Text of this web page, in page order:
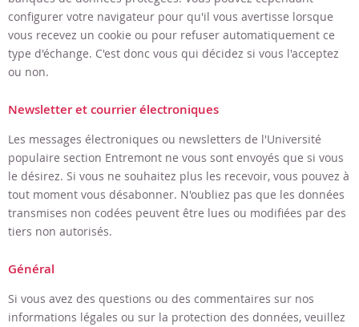
configurer votre navigateur pour qu'il vous avertisse lorsque
vous recevez un cookie ou pour refuser automatiquement ce
type d'échange. C'est donc vous qui décidez si vous l'acceptez
ou non.
Newsletter et courrier électroniques
Les messages électroniques ou newsletters de l'Université
populaire section Entremont ne vous sont envoyés que si vous
le désirez. Si vous ne souhaitez plus les recevoir, vous pouvez à
tout moment vous désabonner. N'oubliez pas que les données
transmises non codées peuvent être lues ou modifiées par des
tiers non autorisés.
Général
Si vous avez des questions ou des commentaires sur nos
informations légales ou sur la protection des données, veuillez